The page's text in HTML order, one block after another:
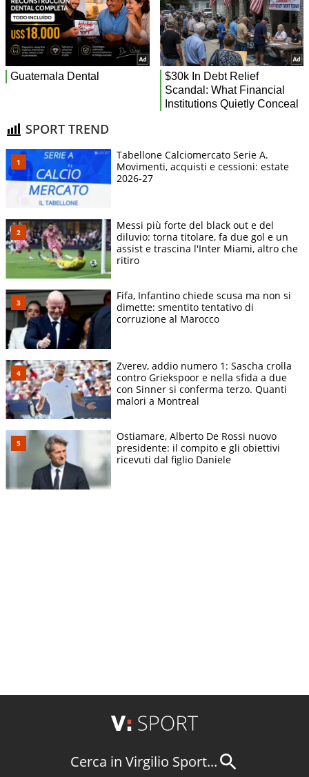
SPORT TREND
Tabellone Calciomercato Serie A.
Movimenti, acquisti e cessioni: estate
2026-27
Messi più forte del black out e del
diluvio: torna titolare, fa due gol e un
assist e trascina l'Inter Miami, altro che
ritiro
Fifa, Infantino chiede scusa ma non si
dimette: smentito tentativo di
corruzione al Marocco
Zverev, addio numero 1: Sascha crolla
contro Griekspoor e nella sfida a due
con Sinner si conferma terzo. Quanti
malori a Montreal
Ostiamare, Alberto De Rossi nuovo
presidente: il compito e gli obiettivi
ricevuti dal figlio Daniele
Cerca in Virgilio Sport...